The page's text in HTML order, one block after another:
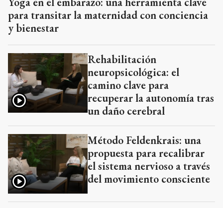
para transitar la maternidad con conciencia
y bienestar
Rehabilitación
neuropsicológica: el
camino clave para
recuperar la autonomía tras
un daño cerebral
Método Feldenkrais: una
propuesta para recalibrar
el sistema nervioso a través
del movimiento consciente